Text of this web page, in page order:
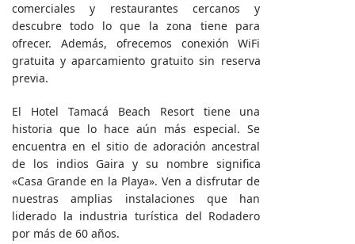
comerciales y restaurantes cercanos y
descubre todo lo que la zona tiene para
ofrecer. Además, ofrecemos conexión WiFi
gratuita y aparcamiento gratuito sin reserva
previa.
El Hotel Tamacá Beach Resort tiene una
historia que lo hace aún más especial. Se
encuentra en el sitio de adoración ancestral
de los indios Gaira y su nombre significa
«Casa Grande en la Playa». Ven a disfrutar de
nuestras amplias instalaciones que han
liderado la industria turística del Rodadero
por más de 60 años.